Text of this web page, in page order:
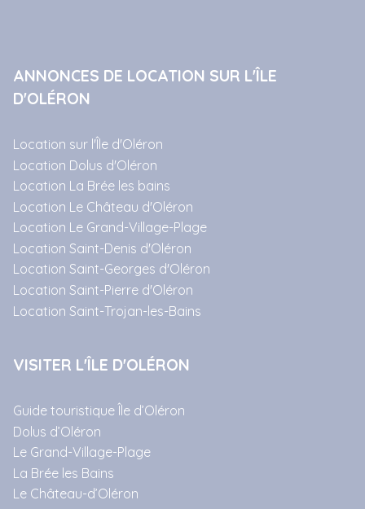
ANNONCES DE LOCATION SUR L'ÎLE
D'OLÉRON
Location sur l'Île d'Oléron
Location Dolus d'Oléron
Location La Brée les bains
Location Le Château d'Oléron
Location Le Grand-Village-Plage
Location Saint-Denis d'Oléron
Location Saint-Georges d'Oléron
Location Saint-Pierre d'Oléron
Location Saint-Trojan-les-Bains
VISITER L'ÎLE D'OLÉRON
Guide touristique Île d’Oléron
Dolus d’Oléron
Le Grand-Village-Plage
La Brée les Bains
Le Château-d’Oléron